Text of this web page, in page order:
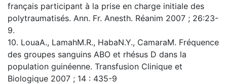
français participant à la prise en charge initiale des
polytraumatisés. Ann. Fr. Anesth. Réanim 2007 ; 26:23-
9.
10. LouaA., LamahM.R., HabaN.Y., CamaraM. Fréquence
des groupes sanguins ABO et rhésus D dans la
population guinéenne. Transfusion Clinique et
Biologique 2007 ; 14 : 435-9